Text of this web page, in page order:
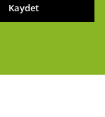
Kaydet